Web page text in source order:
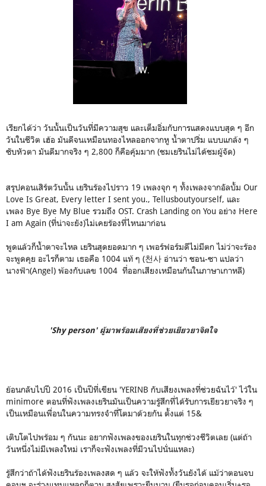
เรียกได้ว่า วันนั้นเป็นวันที่มีความสุข และเต็มอิ่มกับการแสดงแบบสุด ๆ อีก
วันในชีวิต เฮ้อ มันดีจนเหมือนทองไหลออกจากหู น้ำตาปริ่ม แบบแกล้ง ๆ
ซับหัวตา มันดีมากจริง ๆ 2,800 ก็คือคุ้มมาก (ชมเยรินไม่ได้ชมผู้จัด)
สรุปคอนเสิร์ตวันนั้น เยรินร้องไปราว 19 เพลงจุก ๆ ทั้งเพลงจากอัลบั้ม Our
Love Is Great, Every letter I sent you., Tellusboutyourself, และ
เพลง Bye Bye My Blue รวมถึง OST. Crash Landing on You อย่าง Here
I am Again (ที่น่าจะยัง)ไม่เคยร้องที่ไหนมาก่อน
พูดแล้วก็น้ำตาจะไหล เยรินสุดยอดมาก ๆ เพอร์ฟอร์มดีไม่มีตก ไม่ว่าจะร้อง
จะพูดคุย อะไรก็ตาม เธอคือ 1004 แท้ ๆ (천사 อ่านว่า ชอน-ซา แปลว่า
นางฟ้า(Angel) พ้องกับเลข 1004 ที่ออกเสียงเหมือนกันในภาษาเกาหลี)
'Shy person' ผู้มาพร้อมเสียงที่ช่วยเยียวยาจิตใจ
ย้อนกลับไปปี 2016 เป็นปีที่เขียน 'YERINB กับเสียงเพลงที่ช่วยฉันไว้' ไว้ใน
minimore ตอนที่ฟังเพลงเยรินมันเป็นความรู้สึกที่ได้รับการเยียวยาจริง ๆ
เป็นเหมือนเพื่อนในความทรงจำที่โตมาด้วยกัน ตั้งแต่ 15&
เติบโตไปพร้อม ๆ กันนะ อยากฟังเพลงของเยรินในทุกช่วงชีวิตเลย (แต่ถ้า
วันหนึ่งไม่มีเพลงใหม่ เราก็จะฟังเพลงที่มีวนไปนั่นแหละ)
รู้สึกว่าถ้าได้ฟังเยรินร้องเพลงสด ๆ แล้ว จะให้ฟังทั้งวันยังได้ แม้ว่าตอนจบ